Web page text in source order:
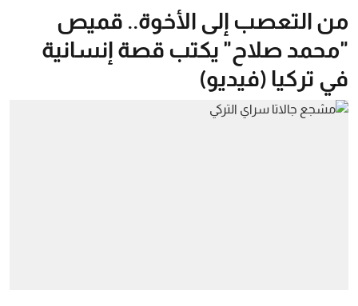
من التعصب إلى الأخوة.. قميص
"محمد صلاح" يكتب قصة إنسانية
في تركيا (فيديو)